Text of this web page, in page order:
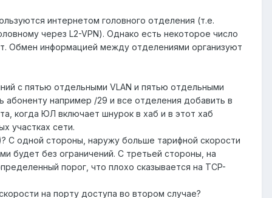
интернетом головного отделения (т.е.
через L2-VPN). Однако есть некоторое число
Обмен информацией между отделениями организуют
с пятью отдельными VLAN и пятью отдельными
абоненту например /29 и все отделения добавить в
когда ЮЛ включает шнурок в хаб и в этот хаб
участках сети.
С одной стороны, наружу больше тарифной скорости
будет без ограничений. С третьей стороны, на
порог, что плохо сказывается на TCP-
на порту доступа во втором случае?